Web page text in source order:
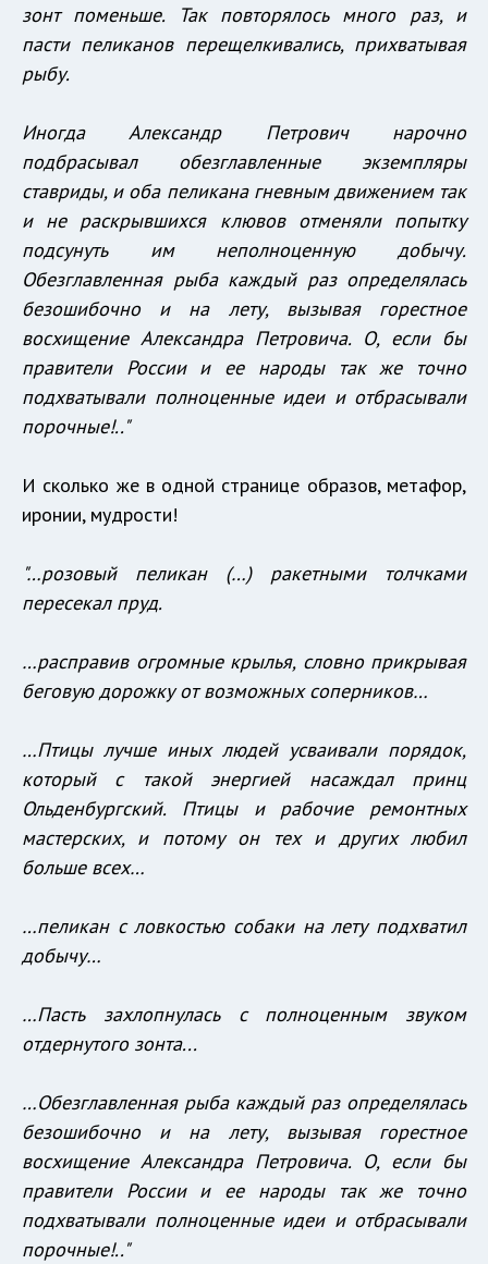
зонт поменьше. Так повторялось много раз, и
пасти пеликанов перещелкивались, прихватывая
рыбу.
Иногда Александр Петрович нарочно
подбрасывал обезглавленные экземпляры
ставриды, и оба пеликана гневным движением так
и не раскрывшихся клювов отменяли попытку
подсунуть им неполноценную добычу.
Обезглавленная рыба каждый раз определялась
безошибочно и на лету, вызывая горестное
восхищение Александра Петровича. О, если бы
правители России и ее народы так же точно
подхватывали полноценные идеи и отбрасывали
порочные!.."
И сколько же в одной странице образов, метафор,
иронии, мудрости!
"…розовый пеликан (…) ракетными толчками
пересекал пруд.
…расправив огромные крылья, словно прикрывая
беговую дорожку от возможных соперников…
…Птицы лучше иных людей усваивали порядок,
который с такой энергией насаждал принц
Ольденбургский. Птицы и рабочие ремонтных
мастерских, и потому он тех и других любил
больше всех…
…пеликан с ловкостью собаки на лету подхватил
добычу…
…Пасть захлопнулась с полноценным звуком
отдернутого зонта...
…Обезглавленная рыба каждый раз определялась
безошибочно и на лету, вызывая горестное
восхищение Александра Петровича. О, если бы
правители России и ее народы так же точно
подхватывали полноценные идеи и отбрасывали
порочные!.."